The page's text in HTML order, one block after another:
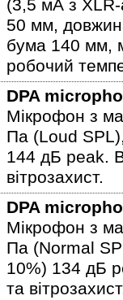
(3,5 мА з
50 мм,
бума 140 мм,
робочий
DPA
Мікрофон з
Па (Loud
144 дБ peak. В
вітрозахист.
DPA
Мікрофон з
Па (Normal
10%) 134 дБ
та